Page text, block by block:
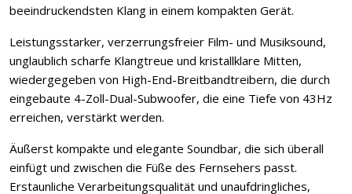
beeindruckendsten Klang in einem kompakten Gerät.
Leistungsstarker, verzerrungsfreier Film- und Musiksound,
unglaublich scharfe Klangtreue und kristallklare Mitten,
wiedergegeben von High-End-Breitbandtreibern, die durch
eingebaute 4-Zoll-Dual-Subwoofer, die eine Tiefe von 43Hz
erreichen, verstärkt werden.
Äußerst kompakte und elegante Soundbar, die sich überall
einfügt und zwischen die Füße des Fernsehers passt.
Erstaunliche Verarbeitungsqualität und unaufdringliches,